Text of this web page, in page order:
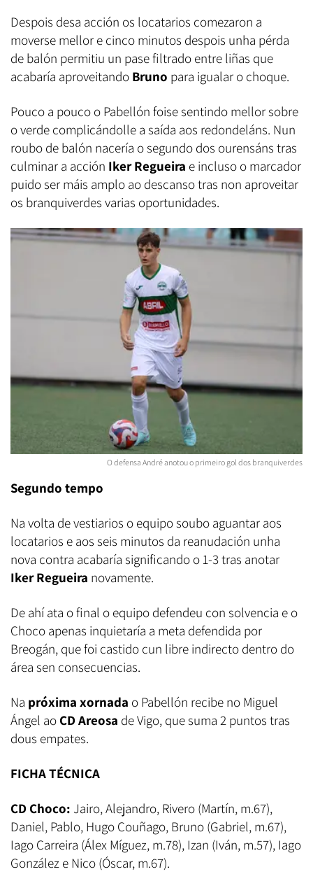
Despois desa acción os locatarios comezaron a
moverse mellor e cinco minutos despois unha pérda
de balón permitiu un pase filtrado entre liñas que
acabaría aproveitando Bruno para igualar o choque.
Pouco a pouco o Pabellón foise sentindo mellor sobre
o verde complicándolle a saída aos redondeláns. Nun
roubo de balón nacería o segundo dos ourensáns tras
culminar a acción Iker Regueira e incluso o marcador
puido ser máis amplo ao descanso tras non aproveitar
os branquiverdes varias oportunidades.
O defensa André anotou o primeiro gol dos branquiverdes
Segundo tempo
Na volta de vestiarios o equipo soubo aguantar aos
locatarios e aos seis minutos da reanudación unha
nova contra acabaría significando o 1-3 tras anotar
Iker Regueira novamente.
De ahí ata o final o equipo defendeu con solvencia e o
Choco apenas inquietaría a meta defendida por
Breogán, que foi castido cun libre indirecto dentro do
área sen consecuencias.
Na próxima xornada o Pabellón recibe no Miguel
Ángel ao CD Areosa de Vigo, que suma 2 puntos tras
dous empates.
FICHA TÉCNICA
CD Choco: Jairo, Alejandro, Rivero (Martín, m.67),
Daniel, Pablo, Hugo Couñago, Bruno (Gabriel, m.67),
Iago Carreira (Álex Míguez, m.78), Izan (Iván, m.57), Iago
González e Nico (Óscar, m.67).